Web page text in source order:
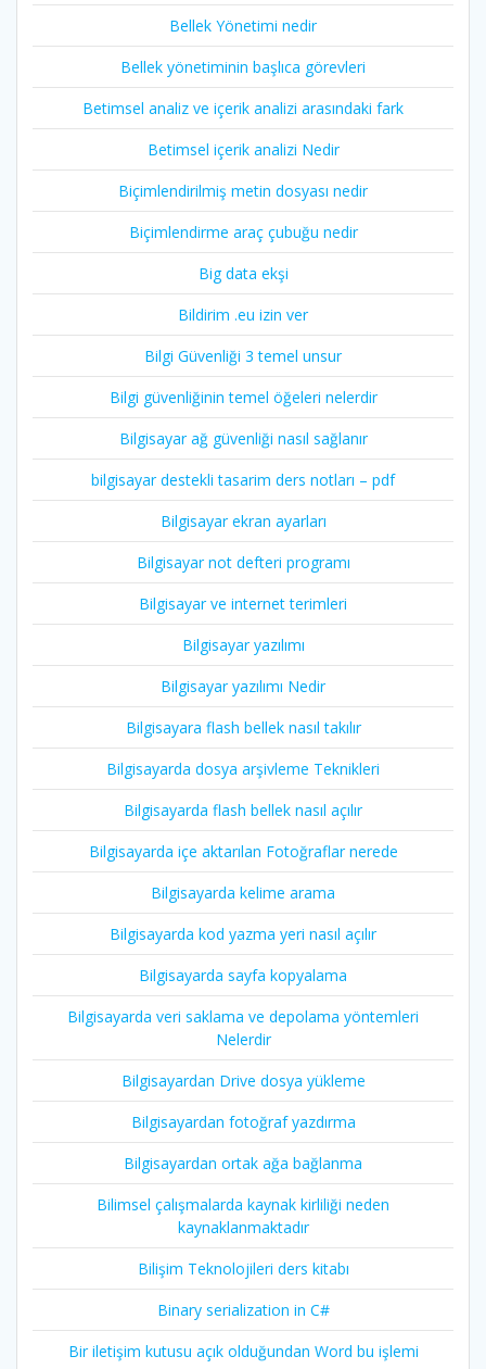
Bellek Yönetimi nedir
Bellek yönetiminin başlıca görevleri
Betimsel analiz ve içerik analizi arasındaki fark
Betimsel içerik analizi Nedir
Biçimlendirilmiş metin dosyası nedir
Biçimlendirme araç çubuğu nedir
Big data ekşi
Bildirim .eu izin ver
Bilgi Güvenliği 3 temel unsur
Bilgi güvenliğinin temel öğeleri nelerdir
Bilgisayar ağ güvenliği nasıl sağlanır
bilgisayar destekli tasarim ders notları – pdf
Bilgisayar ekran ayarları
Bilgisayar not defteri programı
Bilgisayar ve internet terimleri
Bilgisayar yazılımı
Bilgisayar yazılımı Nedir
Bilgisayara flash bellek nasıl takılır
Bilgisayarda dosya arşivleme Teknikleri
Bilgisayarda flash bellek nasıl açılır
Bilgisayarda içe aktarılan Fotoğraflar nerede
Bilgisayarda kelime arama
Bilgisayarda kod yazma yeri nasıl açılır
Bilgisayarda sayfa kopyalama
Bilgisayarda veri saklama ve depolama yöntemleri
Nelerdir
Bilgisayardan Drive dosya yükleme
Bilgisayardan fotoğraf yazdırma
Bilgisayardan ortak ağa bağlanma
Bilimsel çalışmalarda kaynak kirliliği neden
kaynaklanmaktadır
Bilişim Teknolojileri ders kitabı
Binary serialization in C#
Bir iletişim kutusu açık olduğundan Word bu işlemi